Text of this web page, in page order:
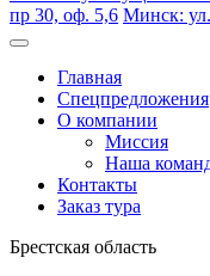
пр 30, оф. 5,6 Минск:
Главная
Спецпредложения
О компании
Миссия
Наша
Контакты
Заказ тура
Брестская область